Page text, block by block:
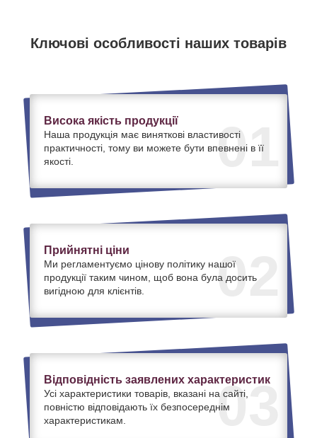
Ключові особливості наших товарів
01
Висока якість продукції
Наша продукція має виняткові властивості
практичності, тому ви можете бути впевнені в її
якості.
02
Прийнятні ціни
Ми регламентуємо цінову політику нашої
продукції таким чином, щоб вона була досить
вигідною для клієнтів.
03
Відповідність заявлених характеристик
Усі характеристики товарів, вказані на сайті,
повністю відповідають їх безпосереднім
характеристикам.